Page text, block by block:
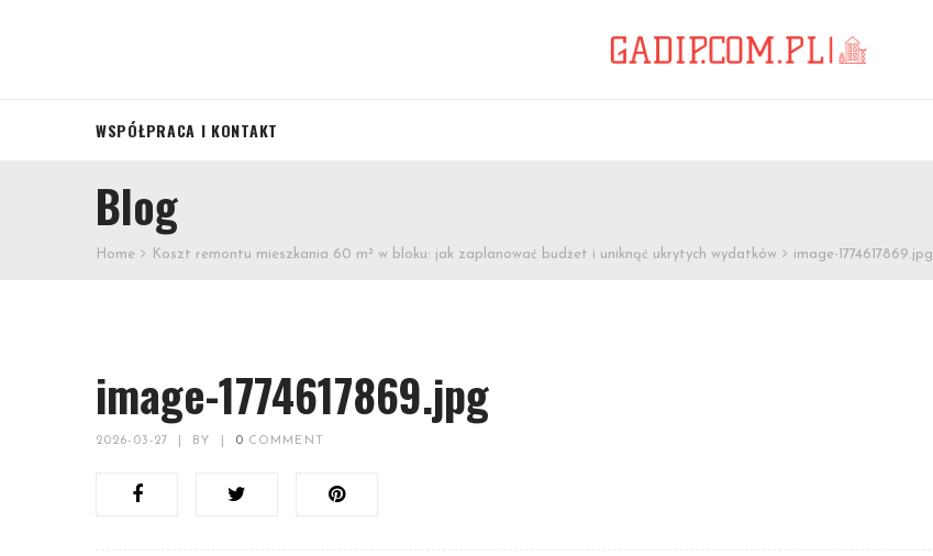
WSPÓŁPRACA I KONTAKT
Blog
Home Koszt remontu mieszkania 60 m² w bloku: jak zaplanować budżet i uniknąć ukrytych wydatków image-1774617869.jpg
image-1774617869.jpg
2026-03-27 BY 0 COMMENT